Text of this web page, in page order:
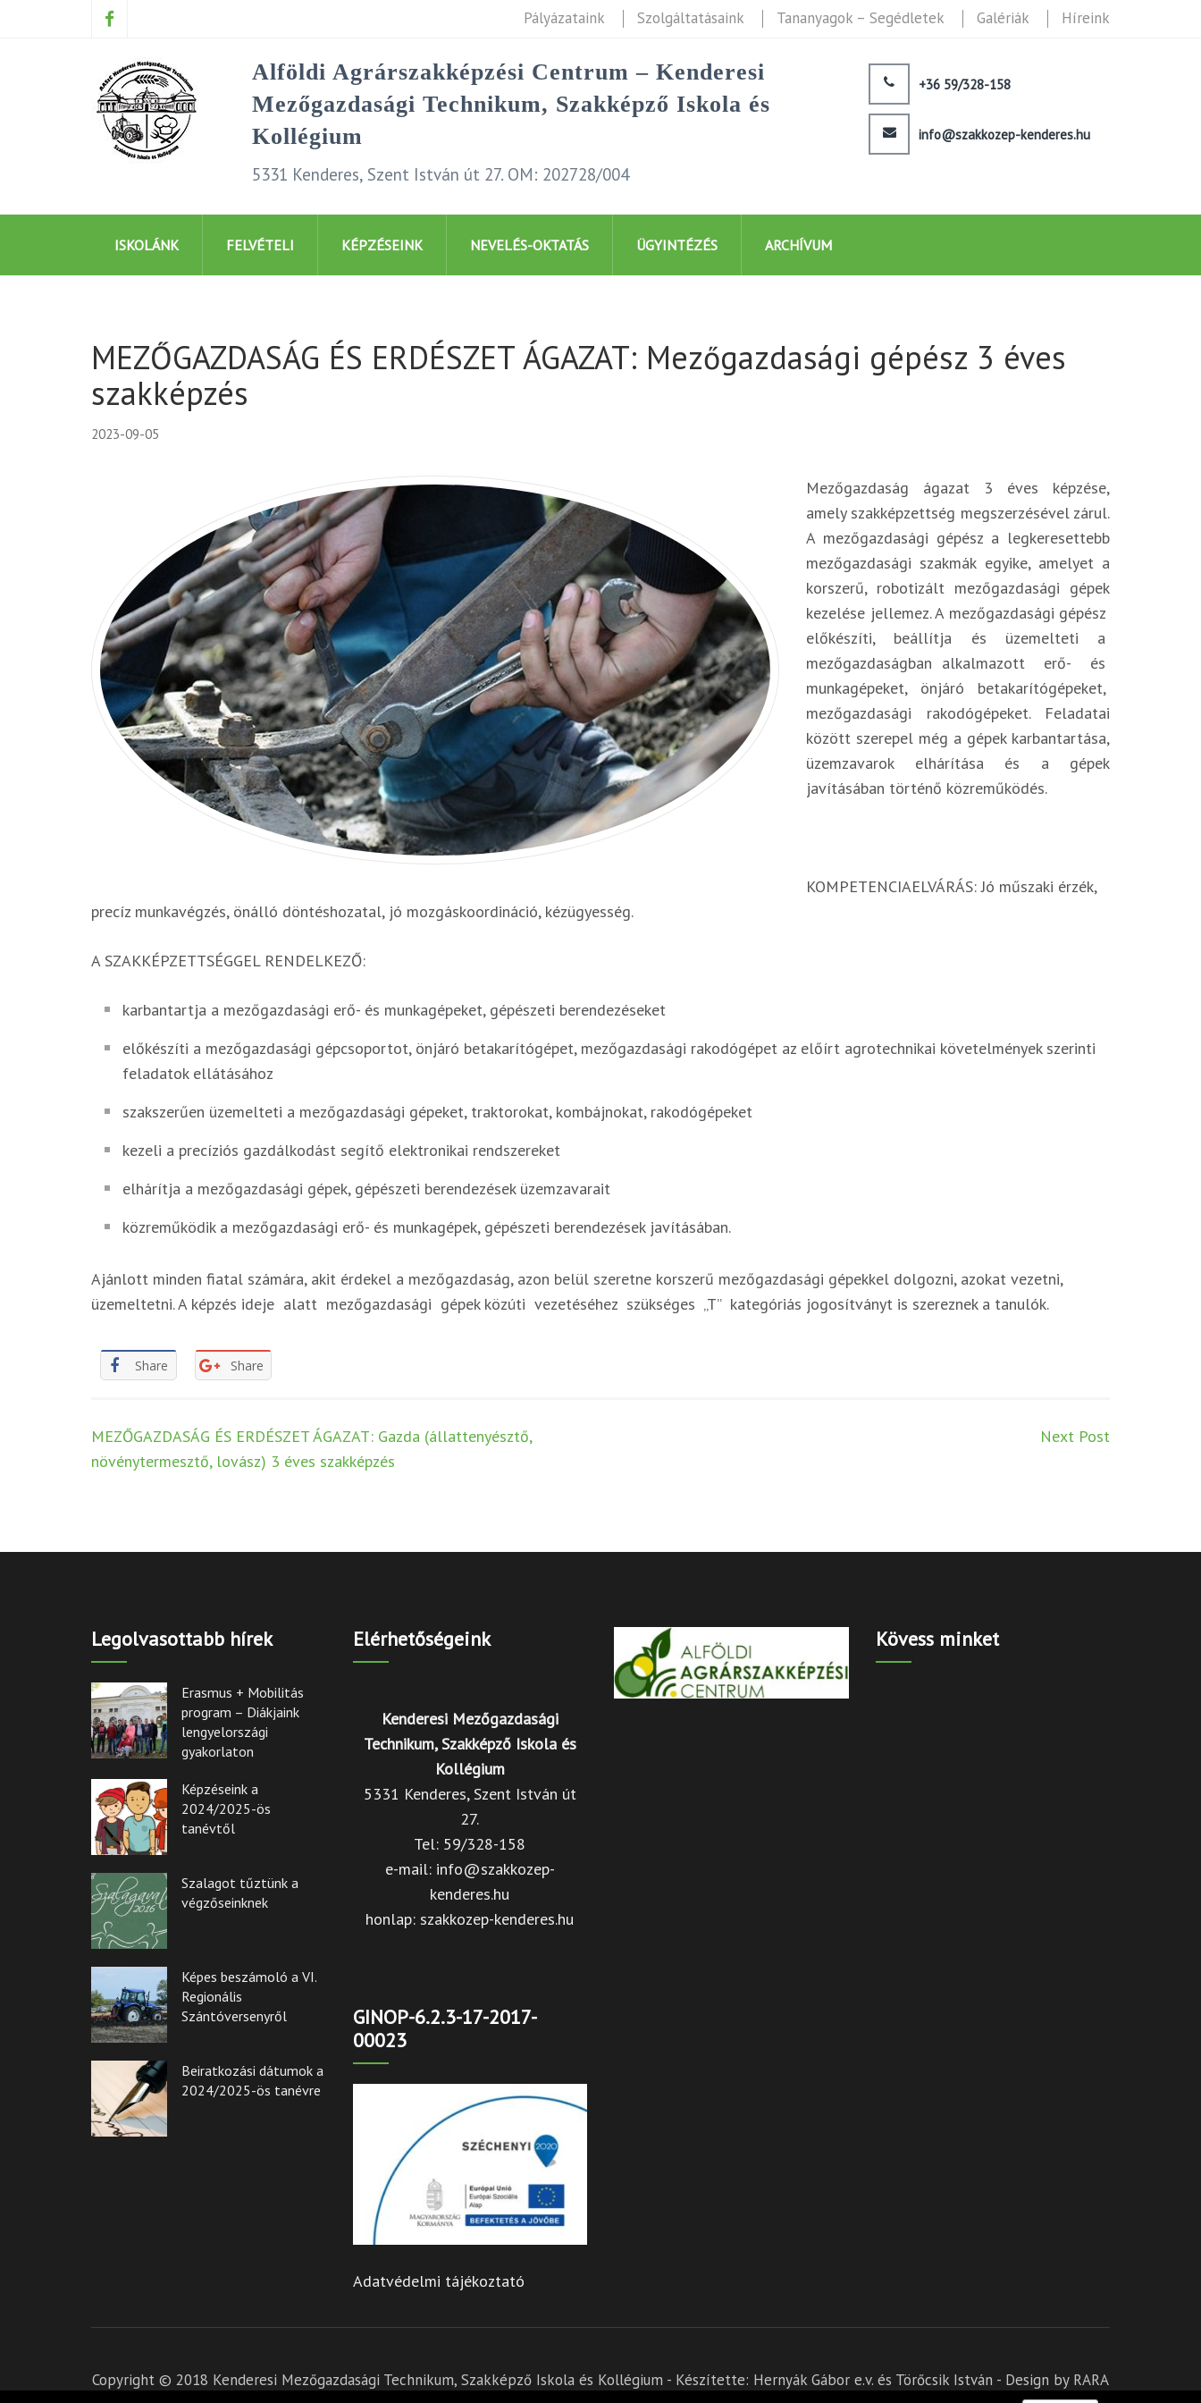
Pályázataink Szolgáltatásaink Tananyagok – Segédletek Galériák Híreink
Alföldi Agrárszakképzési Centrum – Kenderesi
Mezőgazdasági Technikum, Szakképző Iskola és
Kollégium
5331 Kenderes, Szent István út 27. OM: 202728/004
+36 59/328-158
info@szakkozep-kenderes.hu
ISKOLÁNK FELVÉTELI KÉPZÉSEINK NEVELÉS-OKTATÁS ÜGYINTÉZÉS ARCHÍVUM
MEZŐGAZDASÁG ÉS ERDÉSZET ÁGAZAT: Mezőgazdasági gépész 3 éves
szakképzés
2023-09-05
Mezőgazdaság ágazat 3 éves képzése,
amely szakképzettség megszerzésével zárul.
A mezőgazdasági gépész a legkeresettebb
mezőgazdasági szakmák egyike, amelyet a
korszerű, robotizált mezőgazdasági gépek
kezelése jellemez. A mezőgazdasági gépész
előkészíti, beállítja és üzemelteti a
mezőgazdaságban alkalmazott erő- és
munkagépeket, önjáró betakarítógépeket,
mezőgazdasági rakodógépeket. Feladatai
között szerepel még a gépek karbantartása,
üzemzavarok elhárítása és a gépek
javításában történő közreműködés.
KOMPETENCIAELVÁRÁS: Jó műszaki érzék,
precíz munkavégzés, önálló döntéshozatal, jó mozgáskoordináció, kézügyesség.
A SZAKKÉPZETTSÉGGEL RENDELKEZŐ:
karbantartja a mezőgazdasági erő- és munkagépeket, gépészeti berendezéseket
előkészíti a mezőgazdasági gépcsoportot, önjáró betakarítógépet, mezőgazdasági rakodógépet az előírt agrotechnikai követelmények szerinti
feladatok ellátásához
szakszerűen üzemelteti a mezőgazdasági gépeket, traktorokat, kombájnokat, rakodógépeket
kezeli a precíziós gazdálkodást segítő elektronikai rendszereket
elhárítja a mezőgazdasági gépek, gépészeti berendezések üzemzavarait
közreműködik a mezőgazdasági erő- és munkagépek, gépészeti berendezések javításában.
Ajánlott minden fiatal számára, akit érdekel a mezőgazdaság, azon belül szeretne korszerű mezőgazdasági gépekkel dolgozni, azokat vezetni,
üzemeltetni. A képzés ideje alatt mezőgazdasági gépek közúti vezetéséhez szükséges „T” kategóriás jogosítványt is szereznek a tanulók.
Share Share
Post
navigation
MEZŐGAZDASÁG ÉS ERDÉSZET ÁGAZAT: Gazda (állattenyésztő,
növénytermesztő, lovász) 3 éves szakképzés
Next Post
Legolvasottabb hírek
Erasmus + Mobilitás
program – Diákjaink
lengyelországi
gyakorlaton
Képzéseink a
2024/2025-ös
tanévtől
Szalagot tűztünk a
végzőseinknek
Képes beszámoló a VI.
Regionális
Szántóversenyről
Beiratkozási dátumok a
2024/2025-ös tanévre
Elérhetőségeink
Kenderesi Mezőgazdasági
Technikum, Szakképző Iskola és
Kollégium
5331 Kenderes, Szent István út
27.
Tel: 59/328-158
e-mail: info@szakkozep-
kenderes.hu
honlap: szakkozep-kenderes.hu
GINOP-6.2.3-17-2017-
00023
Adatvédelmi tájékoztató
Kövess minket
Copyright © 2018 Kenderesi Mezőgazdasági Technikum, Szakképző Iskola és Kollégium - Készítette: Hernyák Gábor e.v. és Törőcsik István - Design by RARA